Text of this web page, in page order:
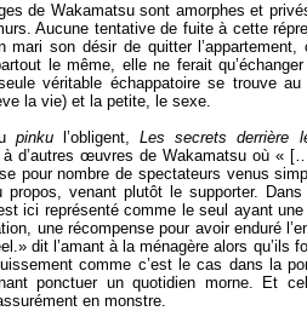
de Wakamatsu sont amorphes et
Aucune tentative de fuite à cette
mari son désir de quitter
le même, elle ne ferait
véritable échappatoire se trouve
la vie) et la petite, le sexe.
pinku l’obligent,Les secrets derrière
à d’autres œuvres de Wakamatsu où «
pour nombre de spectateurs venus
propos, venant plutôt le supporter.
ici représenté comme le seul ayant
une récompense pour avoir enduré
dit l’amant à la ménagère alors qu’ils
comme c’est le cas dans la
ponctuer un quotidien morne. Et
en monstre.